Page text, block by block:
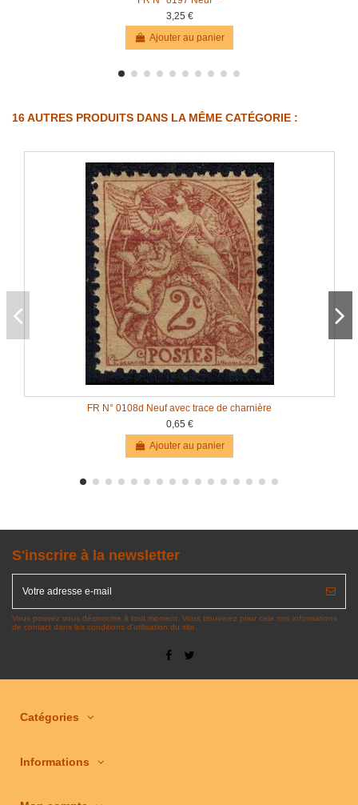
3,25 €
Ajouter au panier
16 AUTRES PRODUITS DANS LA MÊME CATÉGORIE :
FR N° 0108d Neuf avec trace de charnière
0,65 €
Ajouter au panier
S'inscrire à la newsletter
Vous pouvez vous désinscrire à tout moment. Vous trouverez pour cela nos informations
de contact dans les conditions d'utilisation du site.
Catégories
Informations